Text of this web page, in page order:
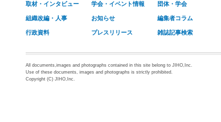
取材・インタビュー 学会・イベント情報 団体・学会
組織改編・人事 お知らせ 編集者コラム
行政資料 プレスリリース 雑誌記事検索
All documents,images and photographs contained in this site belong to JIHO,Inc.
Use of these documents, images and photographs is strictly prohibited.
Copyright (C) JIHO,Inc.